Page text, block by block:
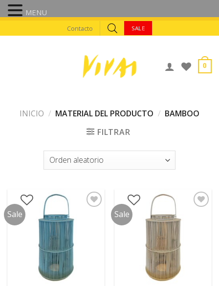
to
Contacto SALE
0
INICIO / MATERIAL DEL PRODUCTO / BAMBOO
FILTRAR
Sale Sale
MENU